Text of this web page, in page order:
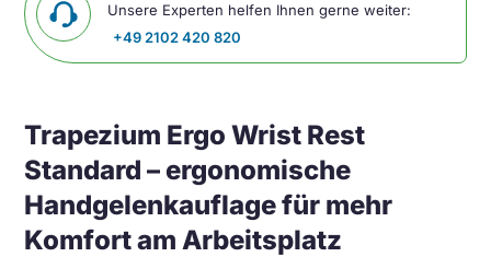
Unsere Experten helfen Ihnen gerne weiter:
+49 2102 420 820
Trapezium Ergo Wrist Rest
Standard – ergonomische
Handgelenkauflage für mehr
Komfort am Arbeitsplatz